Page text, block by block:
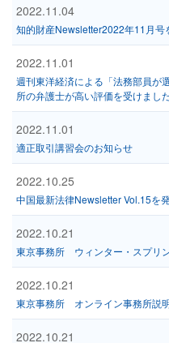
2022.11.04
知的財産Newsletter2022年11月号
2022.11.01
週刊東洋経済による「法務部員が
所の弁護士が高い評価を受けまし
2022.11.01
適正取引講習会のお知らせ
2022.10.25
中国最新法律Newsletter Vol.15を
2022.10.21
東京事務所 ウィンター・スプリ
2022.10.21
東京事務所 オンライン事務所説
2022.10.21